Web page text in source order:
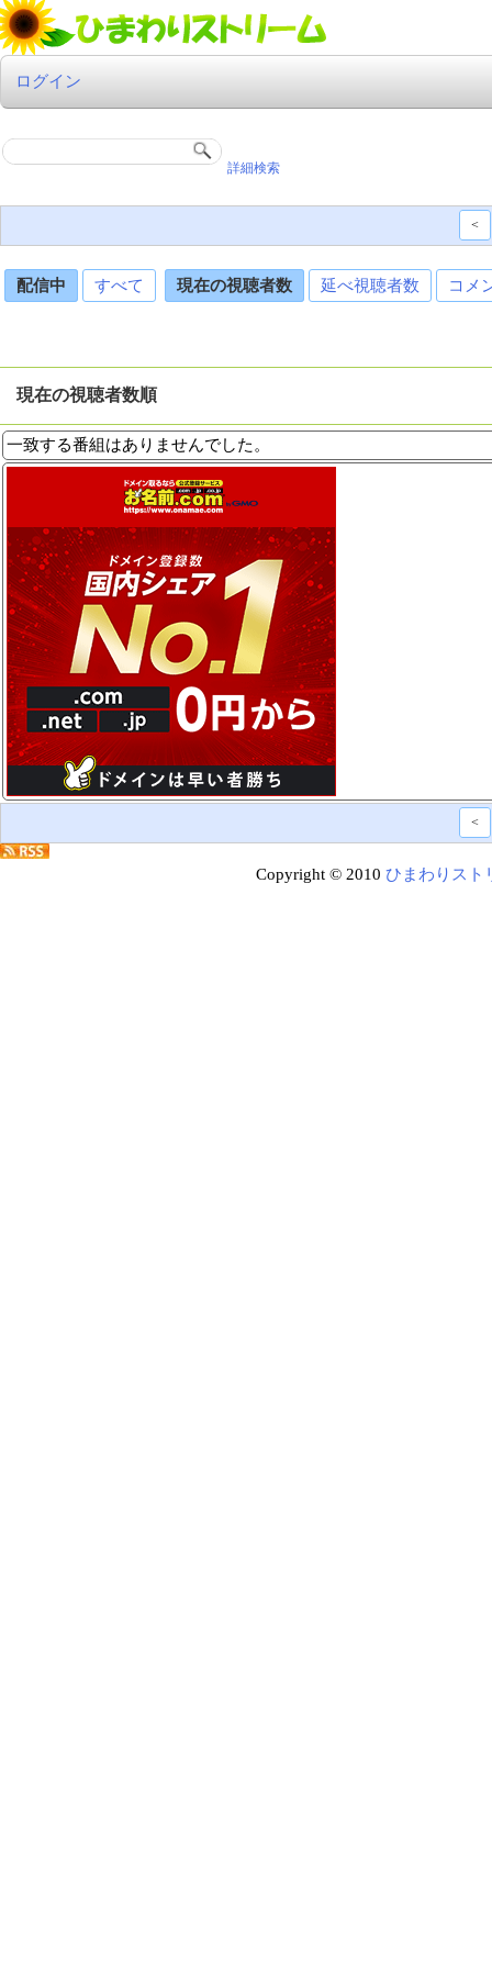
ログイン
詳細検索
<
配信中 すべて 現在の視聴者数 延べ視聴者数 コメ
現在の視聴者数順
一致する番組はありませんでした。
<
Copyright © 2010 ひまわりスト